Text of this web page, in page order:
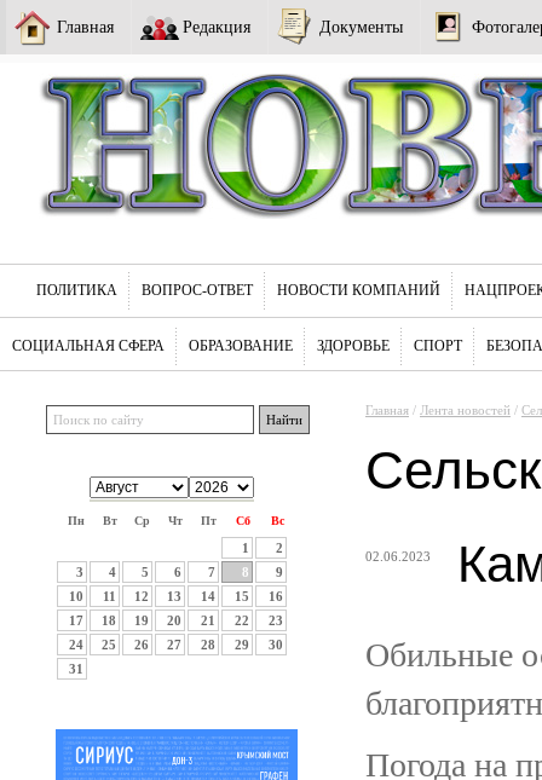
Главная Редакция Документы
ПОЛИТИКА ВОПРОС-ОТВЕТ НОВОСТИ КОМПАНИЙ
СОЦИАЛЬНАЯ СФЕРА ОБРАЗОВАНИЕ ЗДОРОВЬЕ СПОРТ
Пн Вт Ср Чт Пт Сб Вс
1
2
3
4 5 6 7 8
9
10
11 12 13 14 15
16
17
18 19 20 21 22
23
24
25 26 27 28 29
30
31
Главная / Лента новостей /
02.06.2023
Обильные
Погода на